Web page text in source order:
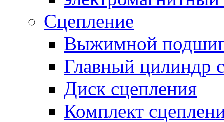
Сцепление
Выжимной
Главный цилиндр
Диск сцепления
Комплект